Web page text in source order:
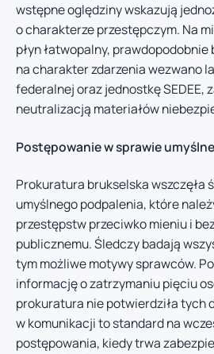
wstępne oględziny wskazują
o charakterze przestępczym. Na
płyn łatwopalny,
na charakter zdarzenia wezwano
federalnej oraz jednostkę SEDEE,
neutralizacją materiałów
Postępowanie w sprawie
Prokuratura brukselska wszczęła
umyślnego podpalenia, które
przestępstw przeciwko mieniu i
publicznemu. Śledczy badają
tym możliwe motywy sprawców.
informację o zatrzymaniu pięciu
prokuratura nie potwierdziła tych
w komunikacji to standard na
postępowania, kiedy trwa